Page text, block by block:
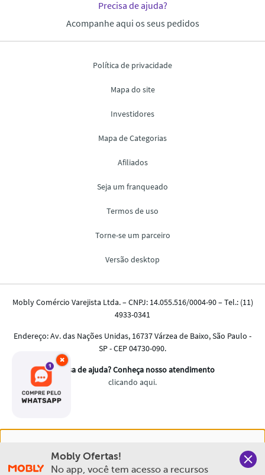
experiência na Mobly. Quando você navega no nosso site,
aceita esta condição
×
Mobly Ofertas!
No app, você tem acesso a recursos